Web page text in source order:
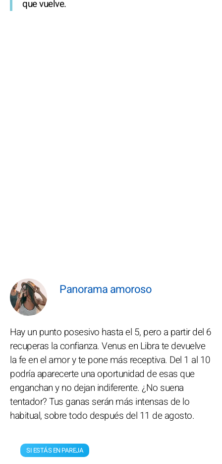
que vuelve.
Panorama amoroso
Hay un punto posesivo hasta el 5, pero a partir del 6
recuperas la confianza. Venus en Libra te devuelve
la fe en el amor y te pone más receptiva. Del 1 al 10
podría aparecerte una oportunidad de esas que
enganchan y no dejan indiferente. ¿No suena
tentador? Tus ganas serán más intensas de lo
habitual, sobre todo después del 11 de agosto.
SI ESTÁS EN PAREJA